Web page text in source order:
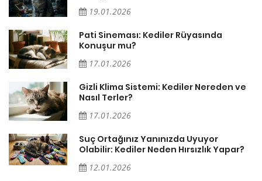
19.01.2026
Pati Sineması: Kediler Rüyasında
Konuşur mu?
17.01.2026
Gizli Klima Sistemi: Kediler Nereden ve
Nasıl Terler?
17.01.2026
Suç Ortağınız Yanınızda Uyuyor
Olabilir: Kediler Neden Hırsızlık Yapar?
12.01.2026